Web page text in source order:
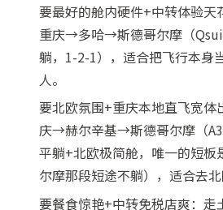
要最好的舱内硬件+中转体验天
重庆→多哈→斯德哥尔摩（
躺，1-2-1），适合把飞行本身
人。
要北欧氛围+重庆本地直飞宽体
庆→赫尔辛基→斯德哥尔摩（
平躺+北欧极简舱，唯一的短板
尔摩那段短途不躺），适合去北
要餐食惊艳+中转免税店爽：走